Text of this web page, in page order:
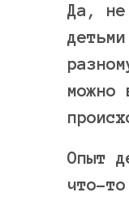
Да, не
можно
Опыт
что-